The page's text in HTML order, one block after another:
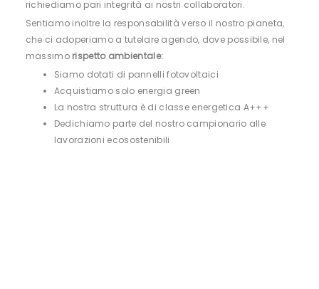
richiediamo pari integrità ai nostri collaboratori.
Sentiamo inoltre la responsabilità verso il nostro pianeta,
che ci adoperiamo a tutelare agendo, dove possibile, nel
massimo rispetto ambientale:
Siamo dotati di pannelli fotovoltaici
Acquistiamo solo energia green
La nostra struttura è di classe energetica A+++
Dedichiamo parte del nostro campionario alle
lavorazioni ecosostenibili
L'eccellenza è quindi generata dall'alto grado di
specializzazione del singolo distretto che, nel caso della
pelletteria, sorge nel comune di Scandicci (FI), nel cuore
E proprio a
Firenze
trovate anche noi: in mezzo ai
meravigliosi paesaggi delle colline chiantigiane e ad un
passo dalle sedi dei principali marchi che serviamo.
che apportiamo non definisce solo il nostro
ruolo all’interno del sistema, ma stabilisce anche il livello
di interazione con voi.
rispetto dei codici estetici
della partnership che vi proponiamo.